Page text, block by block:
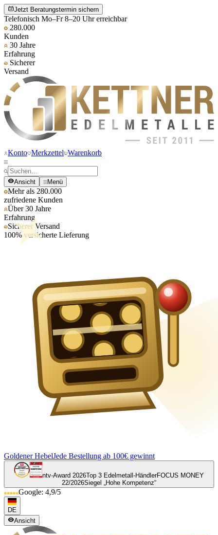
Jetzt Beratungstermin sichern
Telefonisch Mo–Fr 8–20 Uhr erreichbar
280.000
Kunden
30 Jahre
Erfahrung
Sicherer
Versand
Konto Merkzettel Warenkorb
Ansicht Menü
Mehr als 280.000
zufriedene Kunden
Über 30 Jahre
Erfahrung
Sicherer Versand
100% versicherte Lieferung
Goldener HebelJede Bestellung ab 100€ gewinnt
ntv-Award 2026Top 3 Edelmetall-HändlerFOCUS MONEY
22/2026Siegel „Hohe Kompetenz“
Google: 4,9/5
DE
Ansicht